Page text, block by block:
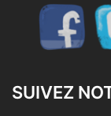
SUIVEZ